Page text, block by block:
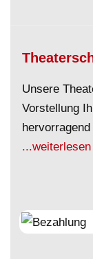
Unsere
Vorstellung
...weiterlesen